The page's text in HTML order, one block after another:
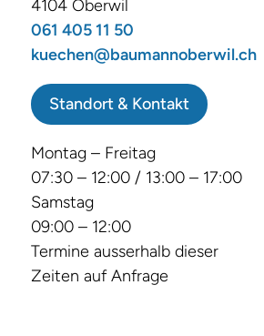
4104 Oberwil
061 405 11 50
kuechen@baumannoberwil.ch
Standort & Kontakt
Montag – Freitag
07:30 – 12:00 / 13:00 – 17:00
Samstag
09:00 – 12:00
Termine ausserhalb dieser
Zeiten auf Anfrage